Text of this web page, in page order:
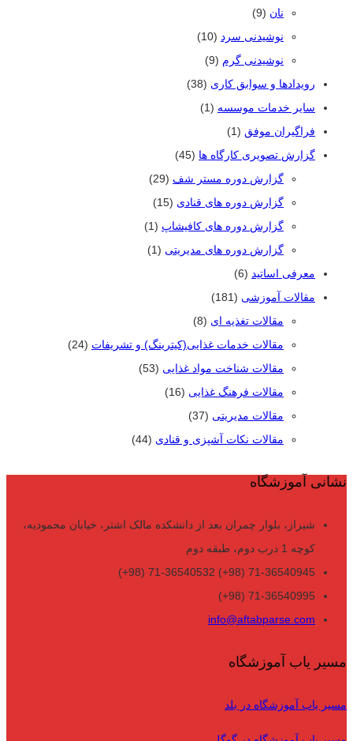
نان (9)
نوشیدنی سرد (10)
نوشیدنی گرم (9)
رویدادها و سوابق کاری (38)
سایر خدمات موسسه (1)
فراگیران موفق (1)
گزارش تصویری کارگاه ها (45)
گزارش دوره مستر شف (29)
گزارش دوره های قنادی (15)
گزارش دوره های کافیشاپ (1)
گزارش دوره های مدیریتی (1)
معرفی اساتید (6)
مقالات آموزشی (181)
مقالات تغذیه ای (8)
مقالات خدمات غذایی(کیترینگ) و تشریفات (24)
مقالات شناخت مواد غذایی (53)
مقالات فرهنگ غذایی (16)
مقالات مدیریتی (37)
مقالات نکات آشپزی و قنادی (44)
نشانی آموزشگاه
شیراز، بلوار چمران بعد از دانشکده مالک اشتر، خیابان محمودیه،
کوچه 1 درب دوم، طبقه دوم
71-36540945 (98+) 71-36540532 (98+)
71-36540995 (98+)
info@aftabparse.com
مسیر یاب آموزشگاه
مسیر یاب آموزشگاه در بلد